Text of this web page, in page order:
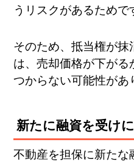
うリスクがあるためで
そのため、抵当権が抹
は、売却価格が下がる
つからない可能性があ
新たに融資を受け
不動産を担保に新た